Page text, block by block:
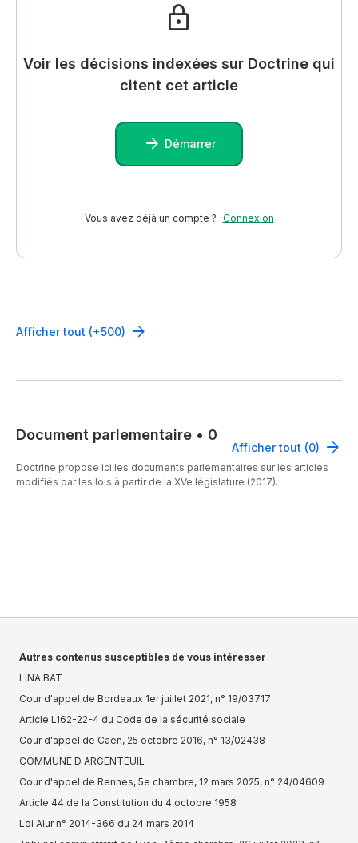
Voir les décisions indexées sur Doctrine qui
citent cet article
Démarrer
Vous avez déjà un compte ? Connexion
Afficher tout (+500)
Document parlementaire • 0
Afficher tout (0)
Doctrine propose ici les documents parlementaires sur les articles
modifiés par les lois à partir de la XVe législature (2017).
Autres contenus susceptibles de vous intéresser
LINA BAT
Cour d'appel de Bordeaux 1er juillet 2021, n° 19/03717
Article L162-22-4 du Code de la sécurité sociale
Cour d'appel de Caen, 25 octobre 2016, n° 13/02438
COMMUNE D ARGENTEUIL
Cour d'appel de Rennes, 5e chambre, 12 mars 2025, n° 24/04609
Article 44 de la Constitution du 4 octobre 1958
Loi Alur n° 2014-366 du 24 mars 2014